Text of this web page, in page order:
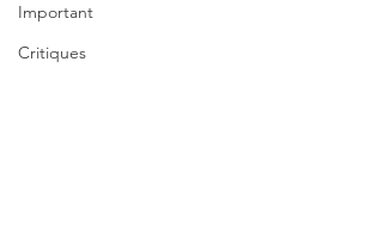
Important
Critiques